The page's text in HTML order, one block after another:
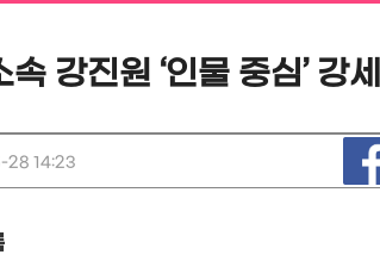
강진원 ‘인물 중심’ 강
28 14:23